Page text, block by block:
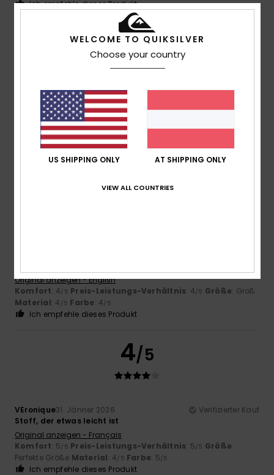
Ich empfehle dieses Produkt
5/5
26. Februar 2026
Mir gefallen solche Muster auf T-Shirts
Original anzeigen - Castellano
Komfort: 5/5 Preis-Leistungs-Verhältnis
Material: 5/5 Farbe: 5/5
Ich empfehle dieses Produkt
4
Original anzeigen - English
Komfort: 4/5 Preis-Leistungs-Verhältnis: 4/5 Größe: Groß
Material: 4 /5 Farbe: 4/5
Ich empfehle dieses Produkt
4/5
VEronique31. Jänner 2026
Verifizierter Kauf
Stoff, der etwas leicht ist
Original anzeigen - Français
Komfort: 5/5 Preis-Leistungs-Verhältnis: 5/5 Größe:
Perfekte Größe Material: 4/5 Farbe: 5/5
Ich empfehle dieses Produkt
WELCOME TO QUIKSILVER
Choose your country
US SHIPPING ONLY AT SHIPPING ONLY
VIEW ALL COUNTRIES